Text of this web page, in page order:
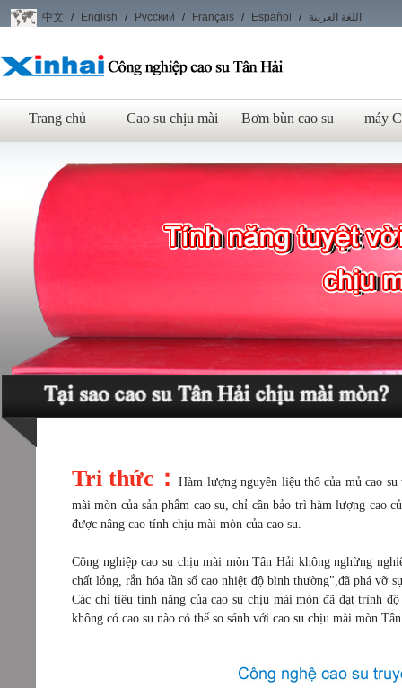
中文 / English / Русский / Français / Español / اللغة العربية
Công nghiệp cao su
chịu mài mòn Tân
Hải
Trang chủ Cao su chịu mài Bơm bùn cao su máy
Tính năng tuyệt vời của chúng tôi đến
Tri thức：Hàm lượng nguyên liệu thô của mủ cao
mài mòn của sản phẩm cao su, chỉ cần bảo trì hàm lượng cao
được nâng cao tính chịu mài mòn của cao su.
Công nghiệp cao su chịu mài mòn Tân Hải không nghừng
chất lỏng, rắn hóa tần số cao nhiệt độ bình thường",đã phá vỡ
Các chỉ tiêu tính năng của cao su chịu mài mòn đã đạt trình
không có cao su nào có thể so sánh với cao su chịu mài mòn